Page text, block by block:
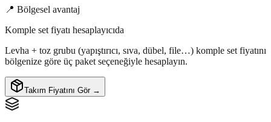
📍 Bölgesel avantaj
Komple set fiyatı hesaplayıcıda
Levha + toz grubu (yapıştırıcı, sıva, dübel, file…) komple set fiyatını
bölgenize göre üç paket seçeneğiyle hesaplayın.
Takım Fiyatını Gör →